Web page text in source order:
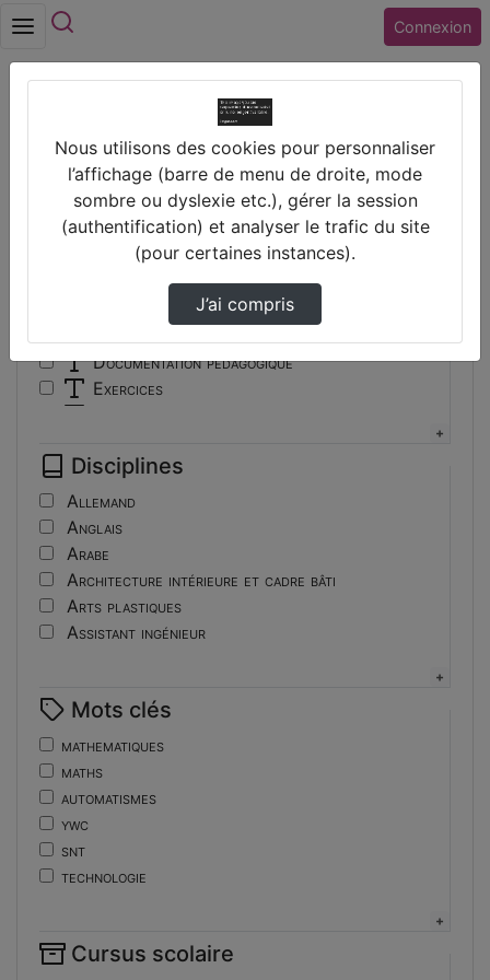
Connexion
Vidéos
Filtres
Types
Autre
Conférence
Documentation pédagogique
Exercices
Travaux d'élèves/étudiants
Tutoriel
Disciplines
Allemand
Anglais
Arabe
Architecture intérieure et cadre bâti
Arts plastiques
Assistant ingénieur
Boulangerie
Braille
Bureautique
Céramique industrielle
Chinois
Cinéma et photographie
Coiffure
Construction et réparation en carrosserie
Mots clés
mathematiques
maths
automatismes
ywc
snt
technologie
fonctions-lp
Cursus scolaire
Nous utilisons des cookies pour personnaliser
l’affichage (barre de menu de droite, mode
sombre ou dyslexie etc.), gérer la session
(authentification) et analyser le trafic du site
(pour certaines instances).
J’ai compris